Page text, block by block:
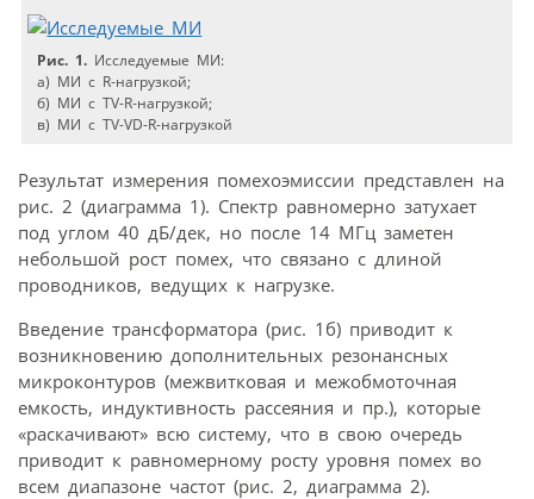
Рис. 1. Исследуемые МИ:
а) МИ с R-нагрузкой;
б) МИ с TV-R-нагрузкой;
в) МИ с TV-VD-R-нагрузкой
Результат измерения помехоэмиссии представлен на
рис. 2 (диаграмма 1). Спектр равномерно затухает
под углом 40 дБ/дек, но после 14 МГц заметен
небольшой рост помех, что связано с длиной
проводников, ведущих к нагрузке.
Введение трансформатора (рис. 1б) приводит к
возникновению дополнительных резонансных
микроконтуров (межвитковая и межобмоточная
емкость, индуктивность рассеяния и пр.), которые
«раскачивают» всю систему, что в свою очередь
приводит к равномерному росту уровня помех во
всем диапазоне частот (рис. 2, диаграмма 2).